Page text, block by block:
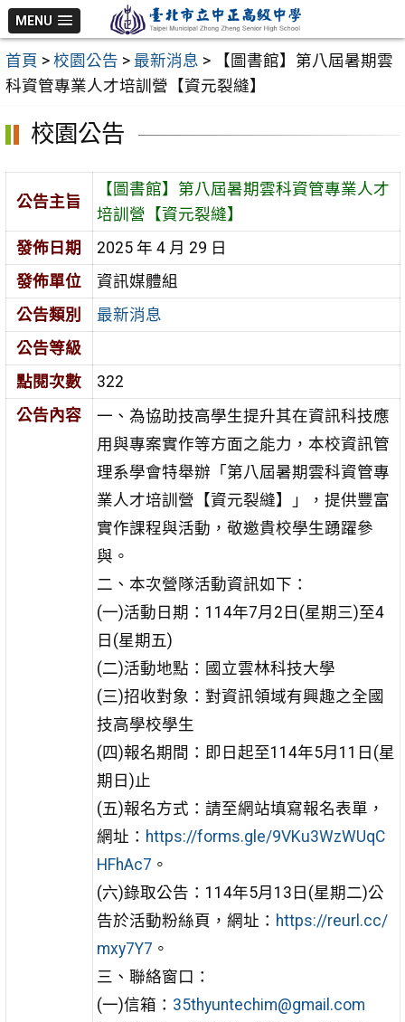
跳
至
主
要
MENU
首頁 > 校園公告 > 最新消息 >
【圖書館】第八屆暑期雲
科資管專業人才培訓營【資元裂縫】
校園公告
公告主旨
【圖書館】第八屆暑期雲科資管專業人才
培訓營【資元裂縫】
發佈日期
2025 年 4 月 29 日
發佈單位
資訊媒體組
公告類別
最新消息
公告等級
點閱次數
322
公告內容
一、為協助技高學生提升其在資訊科技應
用與專案實作等方面之能力，本校資訊管
理系學會特舉辦「第八屆暑期雲科資管專
業人才培訓營【資元裂縫】」，提供豐富
實作課程與活動，敬邀貴校學生踴躍參
與。
二、本次營隊活動資訊如下：
(一)活動日期：114年7月2日(星期三)至4
日(星期五)
(二)活動地點：國立雲林科技大學
(三)招收對象：對資訊領域有興趣之全國
技高學校學生
(四)報名期間：即日起至114年5月11日(星
期日)止
(五)報名方式：請至網站填寫報名表單，
網址： https://forms.gle/9VKu3WzWUqC
HFhAc7 。
(六)錄取公告：114年5月13日(星期二)公
告於活動粉絲頁，網址： https://reurl.cc/
mxy7Y7 。
三、聯絡窗口：
(一)信箱： 35thyuntechim@gmail.com